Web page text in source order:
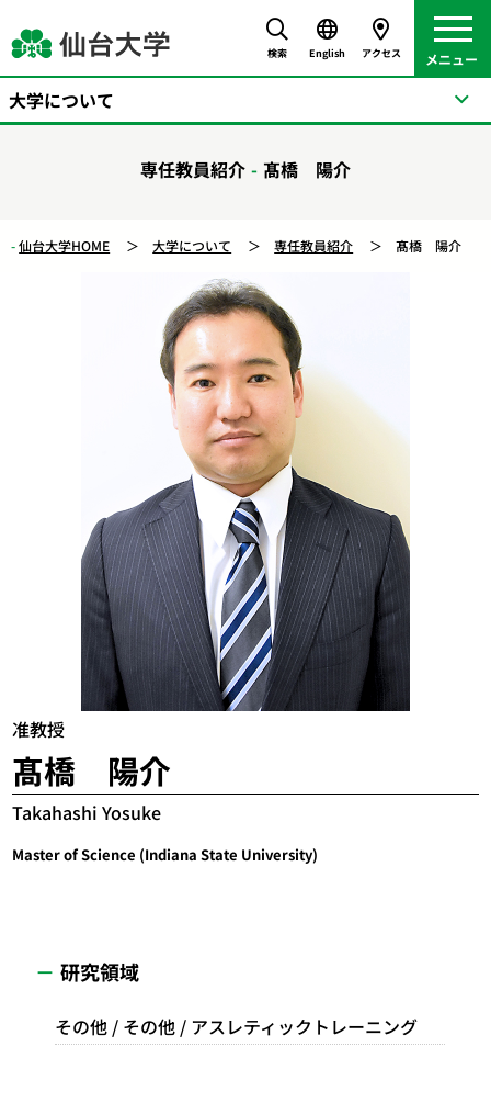
検索 English アクセス
専任教員紹介 髙橋 陽介
仙台大学HOME 大学について 専任教員紹介 髙橋 陽介
准教授
髙橋 陽介
Takahashi Yosuke
Master of Science (Indiana State University)
研究領域
その他 / その他 / アスレティックトレーニング
大学について